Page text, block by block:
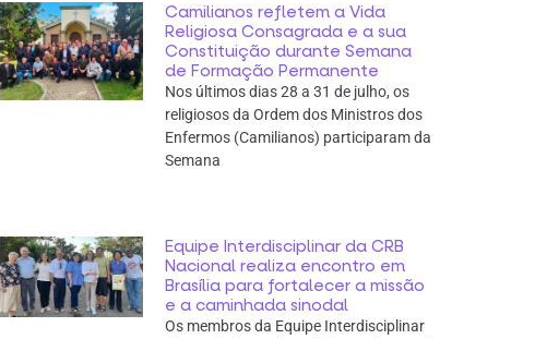
Camilianos refletem a Vida
Religiosa Consagrada e a sua
Constituição durante Semana
de Formação Permanente
Nos últimos dias 28 a 31 de julho, os
religiosos da Ordem dos Ministros dos
Enfermos (Camilianos) participaram da
Semana
Equipe Interdisciplinar da CRB
Nacional realiza encontro em
Brasília para fortalecer a missão
e a caminhada sinodal
Os membros da Equipe Interdisciplinar